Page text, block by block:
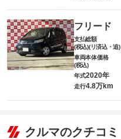
フリード
支払総額
(税込)(リ済込・追)
車両本体価格
(税込)
年式2020年
走行4.8万km
クルマのクチコミ